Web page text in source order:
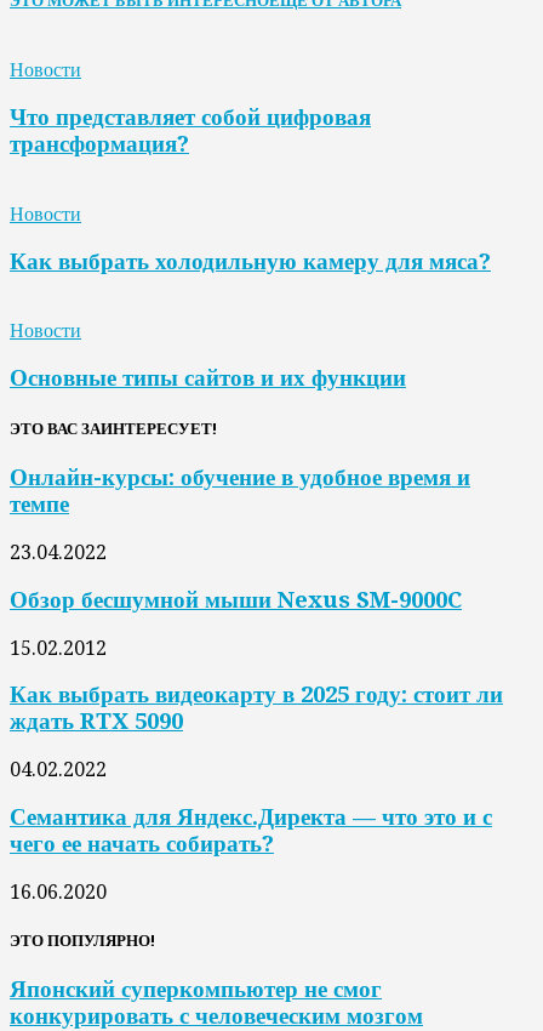
Новости
Что представляет собой цифровая
трансформация?
Новости
Как выбрать холодильную камеру для мяса?
Новости
Основные типы сайтов и их функции
ЭТО ВАС ЗАИНТЕРЕСУЕТ!
Онлайн-курсы: обучение в удобное время и
темпе
23.04.2022
Обзор бесшумной мыши Nexus SM-9000C
15.02.2012
Как выбрать видеокарту в 2025 году: стоит ли
ждать RTX 5090
04.02.2022
Семантика для Яндекс.Директа — что это и с
чего ее начать собирать?
16.06.2020
ЭТО ПОПУЛЯРНО!
Японский суперкомпьютер не смог
конкурировать с человеческим мозгом